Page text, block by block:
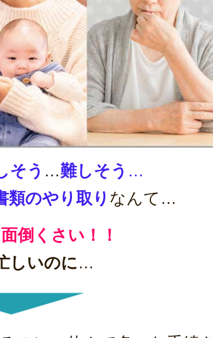
そう …難しそう …
類のやり取り なんて…
倒くさい！！
しいのに…